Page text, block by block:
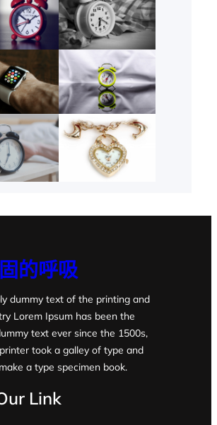
的呼吸
dummy text of the printing and
Lorem Ipsum has been the
text ever since the 1500s,
took a galley of type and
a type specimen book.
Link